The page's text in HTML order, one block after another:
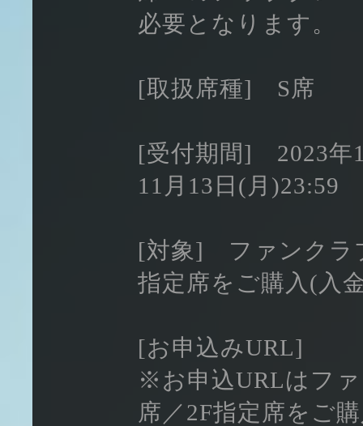
必要となります。
[取扱席種] S席
[受付期間] 2023年
11月13日(月)23:59
[対象] ファンクラ
指定席をご購入(入
[お申込みURL]
※お申込URLはフ
席／2F指定席をご